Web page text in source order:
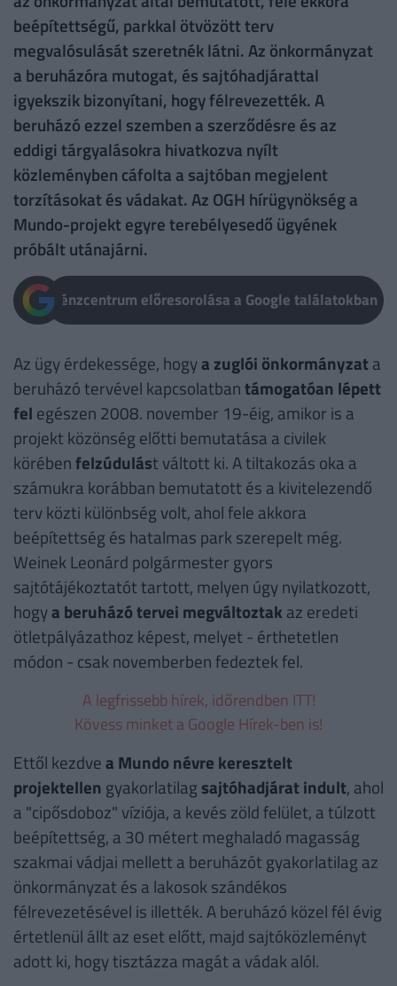
beépítettségű, parkkal ötvözött terv
megvalósulását szeretnék látni. Az önkormányzat
a beruházóra mutogat, és sajtóhadjárattal
igyekszik bizonyítani, hogy félrevezették. A
beruházó ezzel szemben a szerződésre és az
eddigi tárgyalásokra hivatkozva nyílt
közleményben cáfolta a sajtóban megjelent
torzításokat és vádakat. Az OGH hírügynökség a
Mundo-projekt egyre terebélyesedő ügyének
próbált utánajárni.
Pénzcentrum előresorolása a Google találatokban
Az ügy érdekessége, hogya zuglói önkormányzata
beruházó tervével kapcsolatbantámogatóan lépett
fel egészen 2008. november 19-éig, amikor is a
projekt közönség előtti bemutatása a civilek
körébenfelzúdulást váltott ki. A tiltakozás oka a
számukra korábban bemutatott és a kivitelezendő
terv közti különbség volt, ahol fele akkora
beépítettség és hatalmas park szerepelt még.
Weinek Leonárd polgármester gyors
sajtótájékoztatót tartott, melyen úgy nyilatkozott,
hogya beruházó tervei megváltoztak az eredeti
ötletpályázathoz képest, melyet - érthetetlen
módon - csak novemberben fedeztek fel.
A legfrissebb hírek, időrendben ITT!
Kövess minket a Google Hírek-ben is!
Ettől kezdvea Mundo névre keresztelt
projektellen gyakorlatilag sajtóhadjárat indult, ahol
a "cipősdoboz" víziója, a kevés zöld felület, a túlzott
beépítettség, a 30 métert meghaladó magasság
szakmai vádjai mellett a beruházót gyakorlatilag az
önkormányzat és a lakosok szándékos
félrevezetésével is illették. A beruházó közel fél évig
értetlenül állt az eset előtt, majd sajtóközleményt
adott ki, hogy tisztázza magát a vádak alól.